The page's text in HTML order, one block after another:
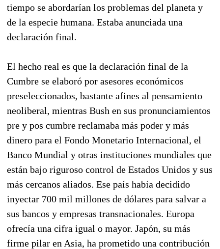
tiempo se abordarían los problemas del planeta y
de la especie humana. Estaba anunciada una
declaración final.
El hecho real es que la declaración final de la
Cumbre se elaboró por asesores económicos
preseleccionados, bastante afines al pensamiento
neoliberal, mientras Bush en sus pronunciamientos
pre y pos cumbre reclamaba más poder y más
dinero para el Fondo Monetario Internacional, el
Banco Mundial y otras instituciones mundiales que
están bajo riguroso control de Estados Unidos y sus
más cercanos aliados. Ese país había decidido
inyectar 700 mil millones de dólares para salvar a
sus bancos y empresas transnacionales. Europa
ofrecía una cifra igual o mayor. Japón, su más
firme pilar en Asia, ha prometido una contribución